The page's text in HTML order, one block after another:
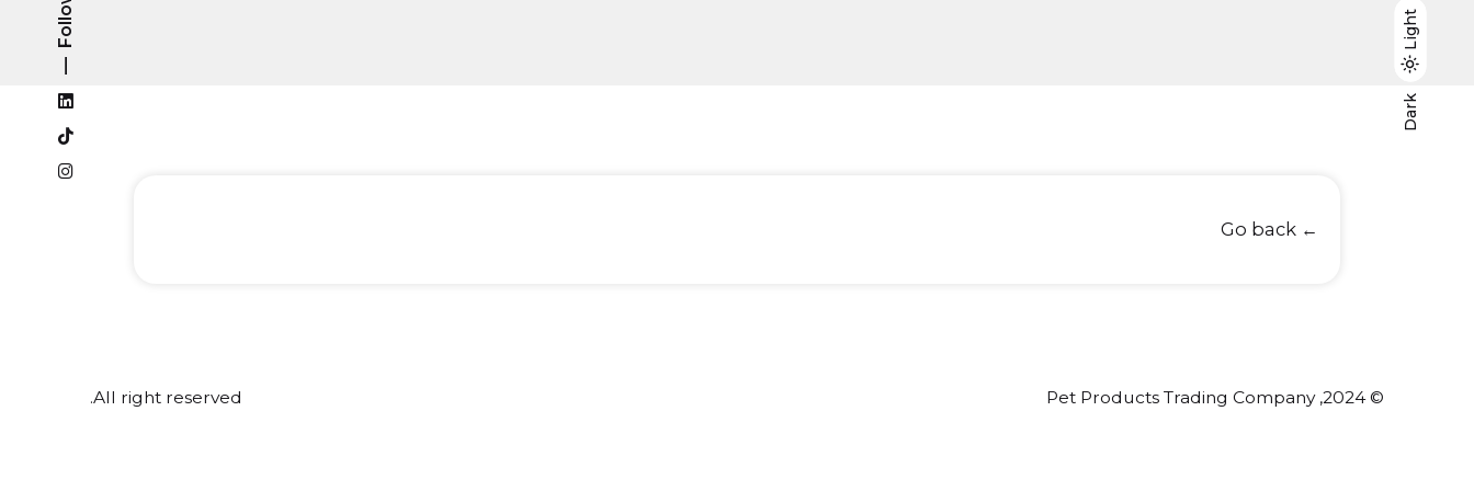
Light
Dark
Light
Dark
← Go back
© 2024, Pet Products Trading Company
All right reserved.